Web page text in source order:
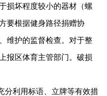
损坏程度较小的器材（螺
要根据健身路径捐赠协
维护的监督检查。对于整
报区体育主管部门。破损
利用标语、立牌等有效措